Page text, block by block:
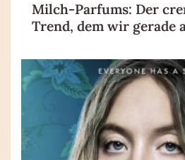
Milch-Parfums: Der
Trend, dem wir gerade